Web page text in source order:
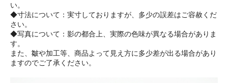
い。
◆寸法について：実寸しておりますが、多少の誤差はご容赦くだ
さい。
◆写真について：影の都合上、実際の色味が異なる場合がありま
す。
また、皺や加工等、商品よって見え方に多少差が出る場合があり
ますのでご了承ください。